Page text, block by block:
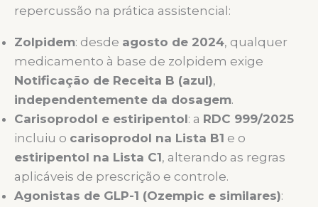
repercussão na prática assistencial:
Zolpidem: desde agosto de 2024, qualquer
medicamento à base de zolpidem exige
Notificação de Receita B (azul),
independentemente da dosagem.
Carisoprodol e estiripentol: a RDC 999/2025
incluiu o carisoprodol na Lista B1 e o
estiripentol na Lista C1, alterando as regras
aplicáveis de prescrição e controle.
Agonistas de GLP-1 (Ozempic e similares):